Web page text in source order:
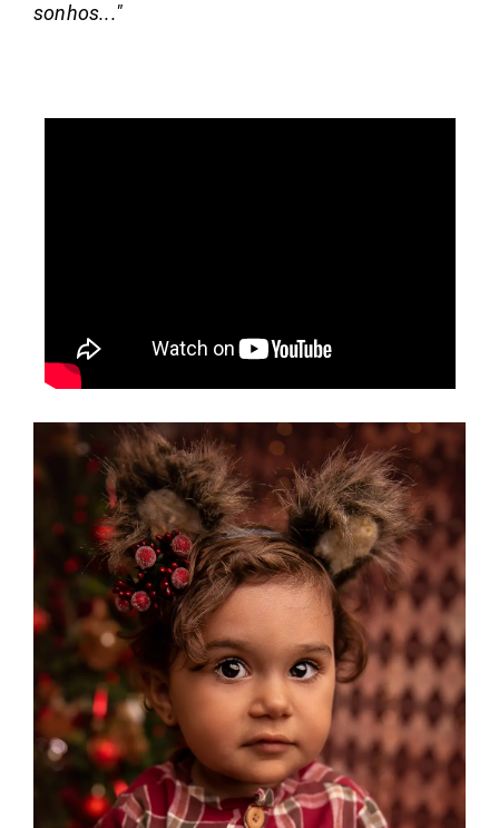
sonhos..."